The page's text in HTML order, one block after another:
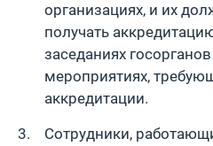
организациях, и их
получать
заседаниях
мероприятиях,
аккредитации.
Сотрудники,